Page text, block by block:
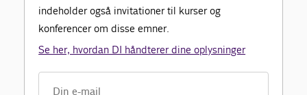
indeholder også invitationer til kurser og
konferencer om disse emner.
Se her, hvordan DI håndterer dine oplysninger